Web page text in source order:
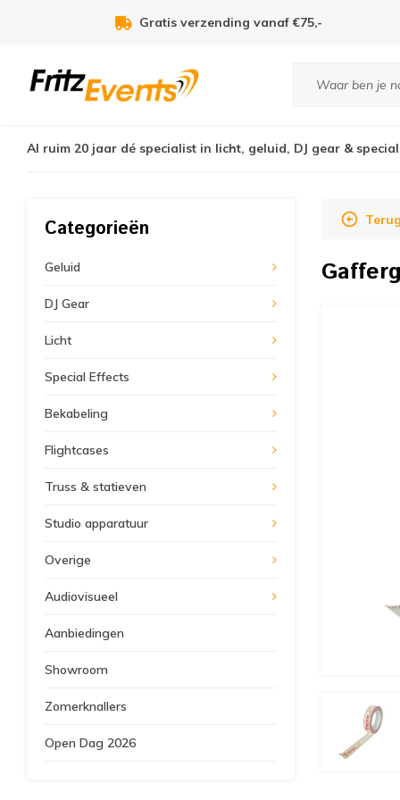
Voor 21:00u besteld, zelfde dag verzonden!
Al ruim 20 jaar dé specialist in licht, geluid, DJ gear &
Categorieën
Geluid
DJ Gear
Licht
Special Effects
Bekabeling
Flightcases
Truss & statieven
Studio apparatuur
Overige
Audiovisueel
Aanbiedingen
Showroom
Zomerknallers
Open Dag 2026